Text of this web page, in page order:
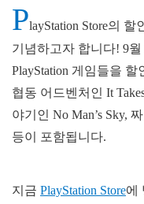
PlayStation Store의
기념하고자 합니다! 9
PlayStation 게임들을
협동 어드벤처인 It
야기인 No Man’s Sky,
등이 포함됩니다.
지금 PlayStation Store에